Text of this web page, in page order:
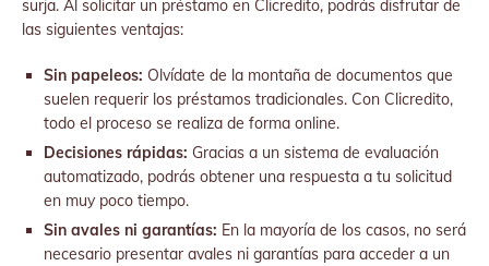
surja. Al solicitar un préstamo en Clicredito, podrás disfrutar de
las siguientes ventajas:
Sin papeleos: Olvídate de la montaña de documentos que
suelen requerir los préstamos tradicionales. Con Clicredito,
todo el proceso se realiza de forma online.
Decisiones rápidas: Gracias a un sistema de evaluación
automatizado, podrás obtener una respuesta a tu solicitud
en muy poco tiempo.
Sin avales ni garantías: En la mayoría de los casos, no será
necesario presentar avales ni garantías para acceder a un